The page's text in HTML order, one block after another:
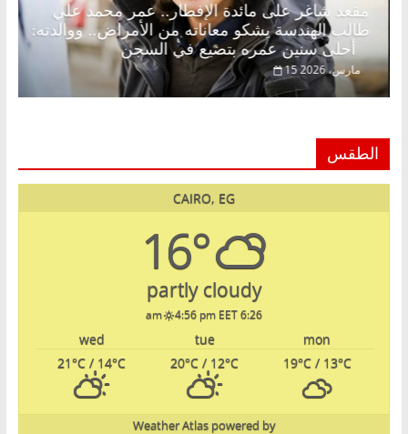
مقعد شاغر على مائدة
طالب الهندسة يشكو معاناته من
أحلى سنين عمره بتضيع في السجن
15 مارس، 2026
بلا زينة رمضان.. د.
في انتظار حلم
الطقس
CAIRO, EG
16°
partly cloudy
6:26 am
4:56 pm EET
mon
tue
wed
19°C/ 13°C
20°C / 12°C
21°C / 14°C
powered by
Weather Atlas